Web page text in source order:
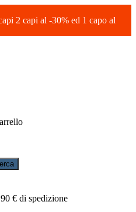
2 capi al -30% ed 1 capo al
€ di spedizione